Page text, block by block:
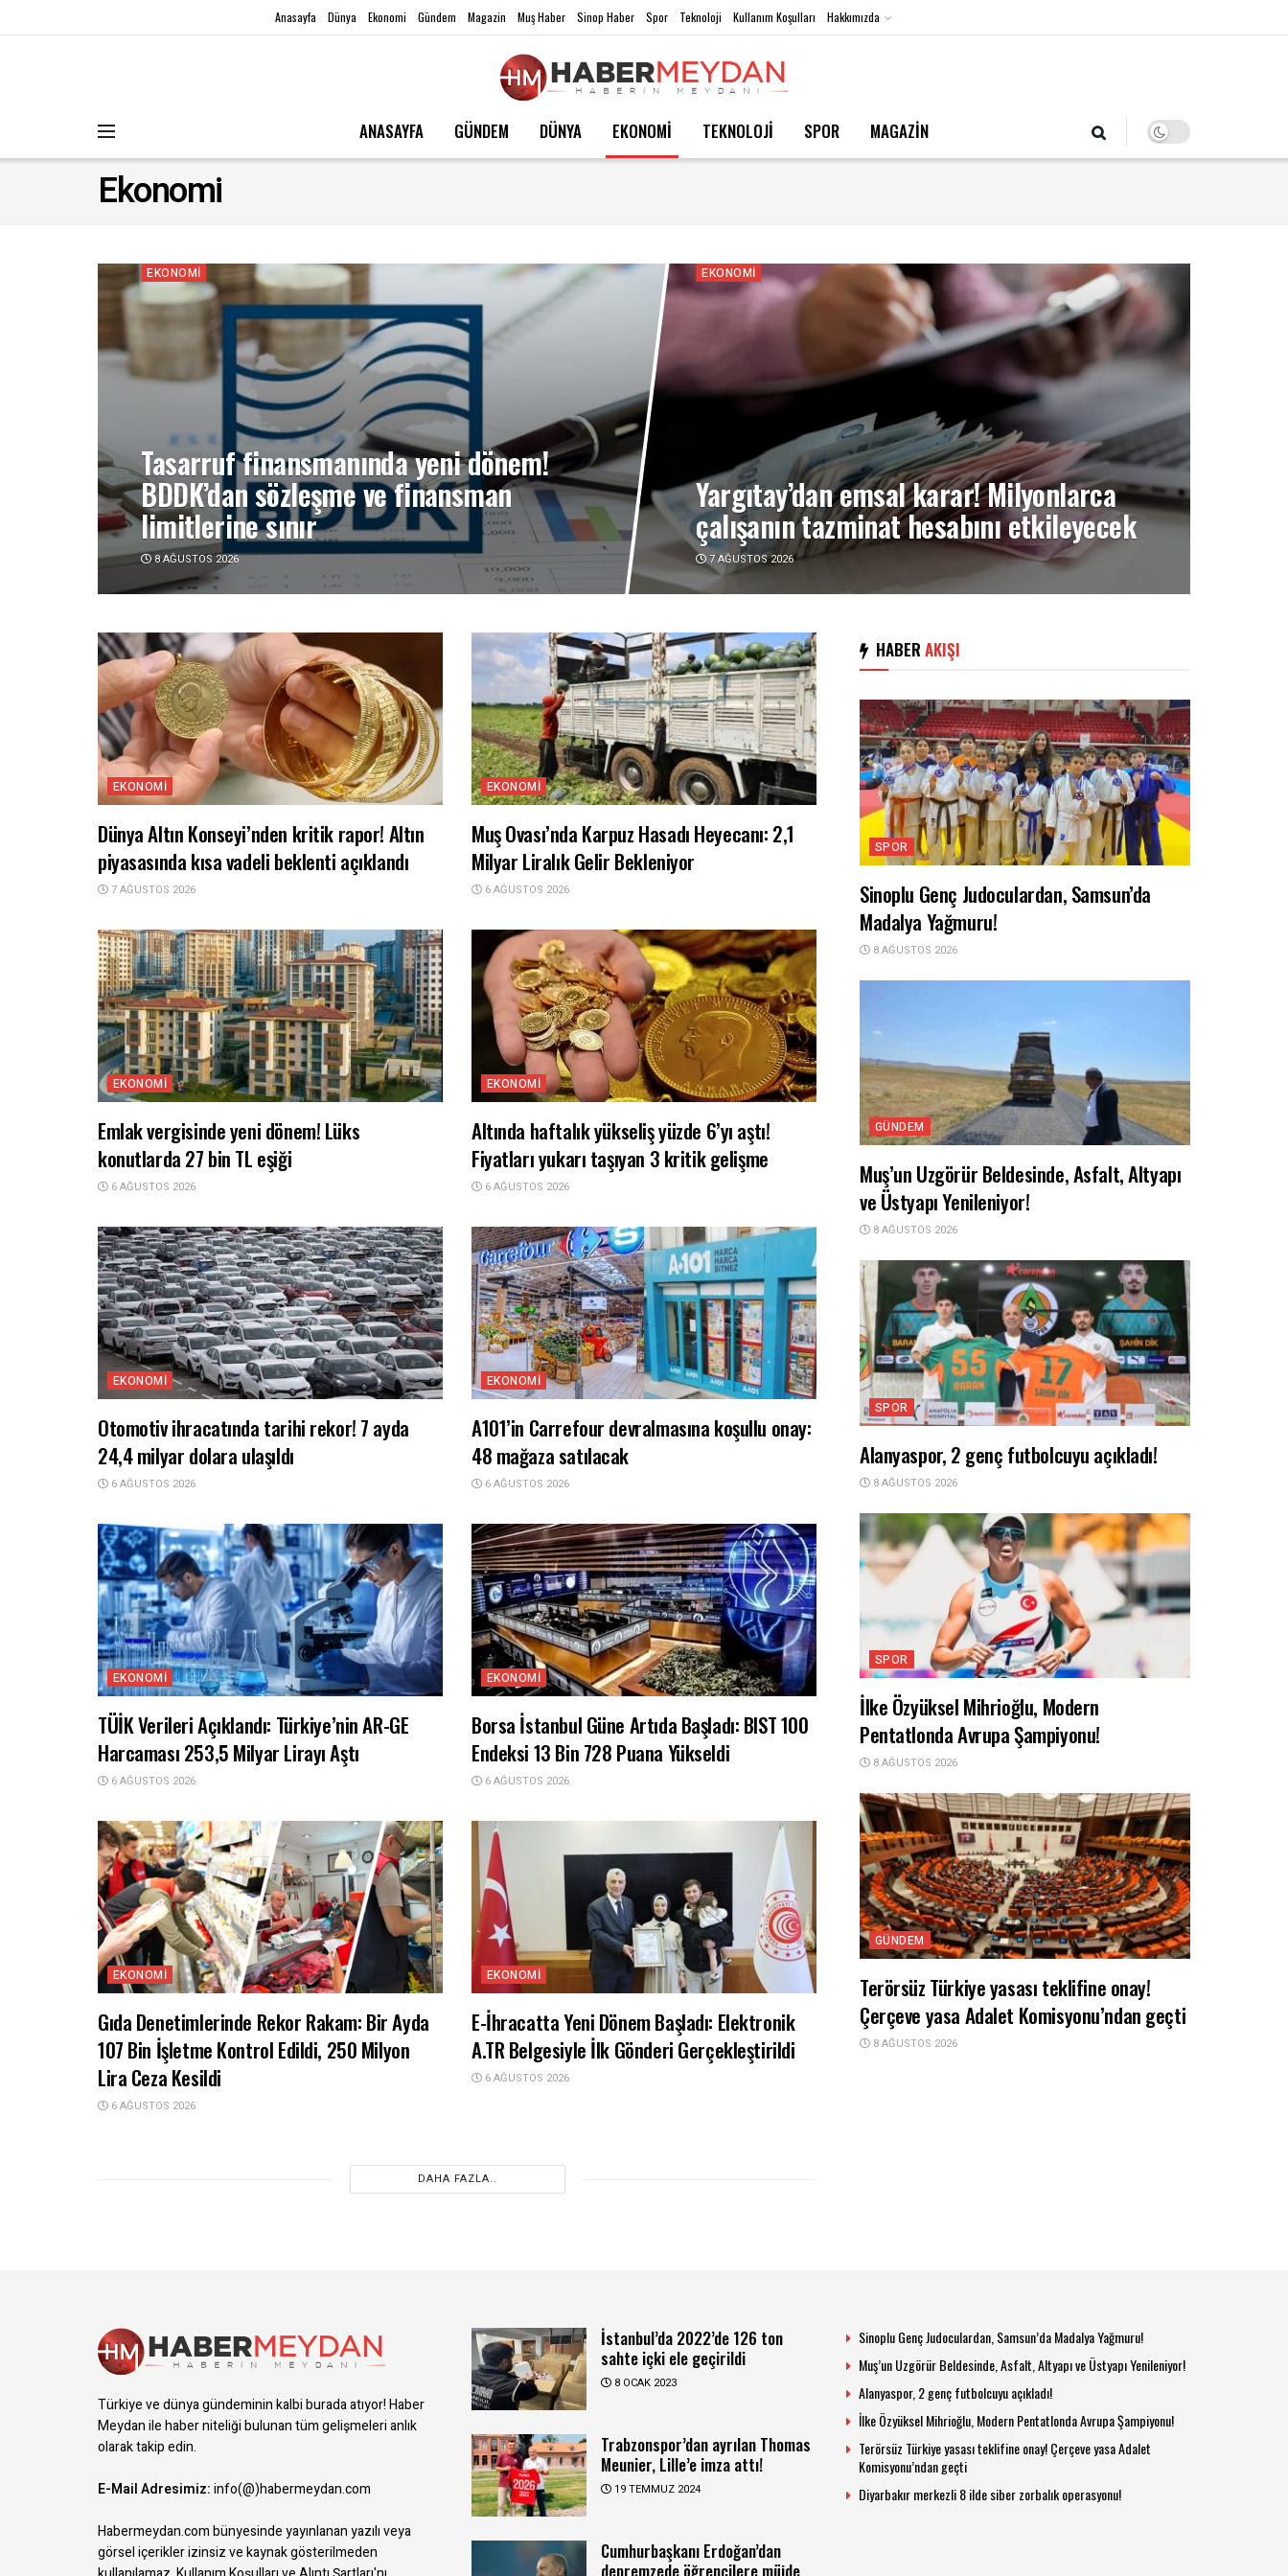
Anasayfa Dünya Ekonomi Gündem Magazin Muş Haber Sinop Haber Spor Teknoloji Kullanım Koşulları Hakkımızda
ANASAYFA GÜNDEM DÜNYA EKONOMİ TEKNOLOJİ SPOR MAGAZİN
Ekonomi
EKONOMI
Tasarruf finansmanında yeni dönem!
BDDK’dan sözleşme ve finansman
limitlerine sınır
8 AĞUSTOS 2026
EKONOMI
Yargıtay’dan emsal karar! Milyonlarca
çalışanın tazminat hesabını etkileyecek
7 AĞUSTOS 2026
EKONOMI
Dünya Altın Konseyi’nden kritik rapor! Altın
piyasasında kısa vadeli beklenti açıklandı
7 AĞUSTOS 2026
EKONOMI
Muş Ovası’nda Karpuz Hasadı Heyecanı: 2,1
Milyar Liralık Gelir Bekleniyor
6 AĞUSTOS 2026
EKONOMI
Emlak vergisinde yeni dönem! Lüks
konutlarda 27 bin TL eşiği
6 AĞUSTOS 2026
EKONOMI
Altında haftalık yükseliş yüzde 6’yı aştı!
Fiyatları yukarı taşıyan 3 kritik gelişme
6 AĞUSTOS 2026
EKONOMI
Otomotiv ihracatında tarihi rekor! 7 ayda
24,4 milyar dolara ulaşıldı
6 AĞUSTOS 2026
EKONOMI
A101’in Carrefour devralmasına koşullu onay:
48 mağaza satılacak
6 AĞUSTOS 2026
EKONOMI
TÜİK Verileri Açıklandı: Türkiye’nin AR-GE
Harcaması 253,5 Milyar Lirayı Aştı
6 AĞUSTOS 2026
EKONOMI
Borsa İstanbul Güne Artıda Başladı: BIST 100
Endeksi 13 Bin 728 Puana Yükseldi
6 AĞUSTOS 2026
EKONOMI
Gıda Denetimlerinde Rekor Rakam: Bir Ayda
107 Bin İşletme Kontrol Edildi, 250 Milyon
Lira Ceza Kesildi
6 AĞUSTOS 2026
EKONOMI
E-İhracatta Yeni Dönem Başladı: Elektronik
A.TR Belgesiyle İlk Gönderi Gerçekleştirildi
6 AĞUSTOS 2026
DAHA FAZLA..
HABER AKIŞI
SPOR
Sinoplu Genç Judoculardan, Samsun’da
Madalya Yağmuru!
8 AĞUSTOS 2026
GÜNDEM
Muş’un Uzgörür Beldesinde, Asfalt, Altyapı
ve Üstyapı Yenileniyor!
8 AĞUSTOS 2026
SPOR
Alanyaspor, 2 genç futbolcuyu açıkladı!
8 AĞUSTOS 2026
SPOR
İlke Özyüksel Mihrioğlu, Modern
Pentatlonda Avrupa Şampiyonu!
8 AĞUSTOS 2026
GÜNDEM
Terörsüz Türkiye yasası teklifine onay!
Çerçeve yasa Adalet Komisyonu’ndan geçti
8 AĞUSTOS 2026
Türkiye ve dünya gündeminin kalbi burada atıyor! Haber
Meydan ile haber niteliği bulunan tüm gelişmeleri anlık
olarak takip edin.
E-Mail Adresimiz:info(@)habermeydan.com
Habermeydan.com bünyesinde yayınlanan yazılı veya
görsel içerikler izinsiz ve kaynak gösterilmeden
İstanbul’da 2022’de 126 ton
sahte içki ele geçirildi
8 OCAK 2023
Trabzonspor’dan ayrılan Thomas
Meunier, Lille’e imza attı!
19 TEMMUZ 2024
Cumhurbaşkanı Erdoğan’dan
depremzede öğrencilere müjde
Sinoplu Genç Judoculardan, Samsun’da Madalya Yağmuru!
Muş’un Uzgörür Beldesinde, Asfalt, Altyapı ve Üstyapı Yenileniyor!
Alanyaspor, 2 genç futbolcuyu açıkladı!
İlke Özyüksel Mihrioğlu, Modern Pentatlonda Avrupa Şampiyonu!
Terörsüz Türkiye yasası teklifine onay! Çerçeve yasa Adalet
Komisyonu’ndan geçti
Diyarbakır merkezli 8 ilde siber zorbalık operasyonu!